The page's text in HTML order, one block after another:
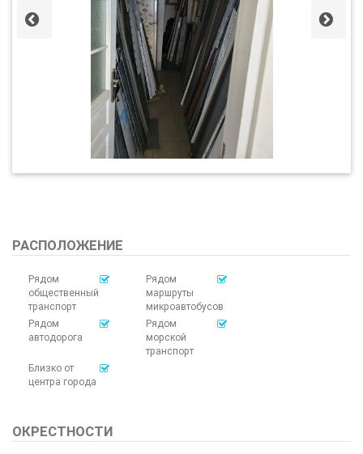
РАСПОЛОЖЕНИЕ
Рядом
общественный
транспорт
Рядом
маршруты
микроавтобусов
Рядом
автодорога
Рядом
морской
транспорт
Близко от
центра города
ОКРЕСТНОСТИ